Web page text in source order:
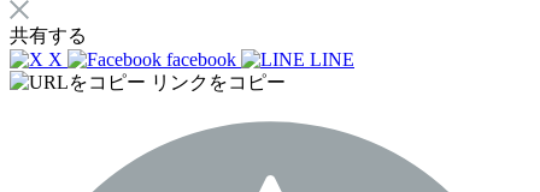
共有する
X
facebook
LINE
リンクをコピー